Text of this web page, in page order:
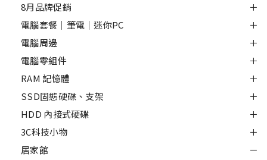
8月品牌促銷
電腦套餐｜筆電｜迷你PC
電腦周邊
電腦零組件
RAM 記憶體
SSD固態硬碟、支架
HDD 內接式硬碟
3C科技小物
居家館